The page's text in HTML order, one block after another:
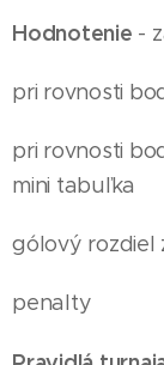
Hodnotenie -
pri rovnosti
pri rovnosti
mini tabuľka
gólový rozdiel
penalty